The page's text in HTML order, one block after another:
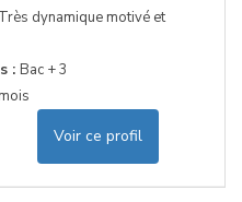
dynamique motivé et
: Bac + 3
Voir ce profil